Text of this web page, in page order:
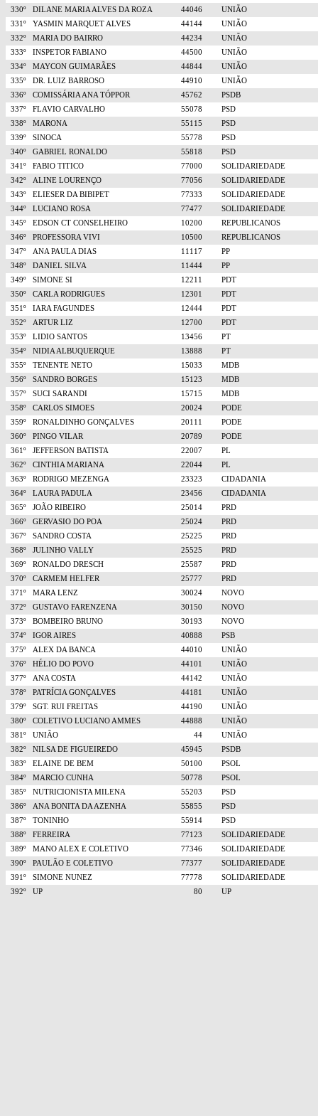
330º DILANE MARIA ALVES DA ROZA 44046
UNIÃO
331º
YASMIN MARQUET ALVES 44144
UNIÃO
332º
MARIA DO BAIRRO 44234
UNIÃO
333º
INSPETOR FABIANO 44500
UNIÃO
334º
MAYCON GUIMARÃES 44844
UNIÃO
335º
DR. LUIZ BARROSO 44910
UNIÃO
336º
COMISSÁRIA ANA TÓPPOR 45762
PSDB
337º
FLAVIO CARVALHO 55078
PSD
338º
MARONA 55115
PSD
339º
SINOCA 55778
PSD
340º
GABRIEL RONALDO 55818
PSD
341º
FABIO TITICO 77000
SOLIDARIEDADE
342º
ALINE LOURENÇO 77056
SOLIDARIEDADE
343º
ELIESER DA BIBIPET 77333
SOLIDARIEDADE
344º
LUCIANO ROSA 77477
SOLIDARIEDADE
345º
EDSON CT CONSELHEIRO 10200
REPUBLICANOS
346º
PROFESSORA VIVI 10500
REPUBLICANOS
347º
ANA PAULA DIAS 11117
PP
348º
DANIEL SILVA 11444
PP
349º
SIMONE SI 12211
PDT
350º
CARLA RODRIGUES 12301
PDT
351º
IARA FAGUNDES 12444
PDT
352º
ARTUR LIZ 12700
PDT
353º
LIDIO SANTOS 13456
PT
354º
NIDIA ALBUQUERQUE 13888
PT
355º
TENENTE NETO 15033
MDB
356º
SANDRO BORGES 15123
MDB
357º
SUCI SARANDI 15715
MDB
358º
CARLOS SIMOES 20024
PODE
359º
RONALDINHO GONÇALVES 20111
PODE
360º
PINGO VILAR 20789
PODE
361º
JEFFERSON BATISTA 22007
PL
362º
CINTHIA MARIANA 22044
PL
363º
RODRIGO MEZENGA 23323
CIDADANIA
364º
LAURA PADULA 23456
CIDADANIA
365º
JOÃO RIBEIRO 25014
PRD
366º
GERVASIO DO POA 25024
PRD
367º
SANDRO COSTA 25225
PRD
368º
JULINHO VALLY 25525
PRD
369º
RONALDO DRESCH 25587
PRD
370º
CARMEM HELFER 25777
PRD
371º
MARA LENZ 30024
NOVO
372º
GUSTAVO FARENZENA 30150
NOVO
373º
BOMBEIRO BRUNO 30193
NOVO
374º
IGOR AIRES 40888
PSB
375º
ALEX DA BANCA 44010
UNIÃO
376º
HÉLIO DO POVO 44101
UNIÃO
377º
ANA COSTA 44142
UNIÃO
378º
PATRÍCIA GONÇALVES 44181
UNIÃO
379º
SGT. RUI FREITAS 44190
UNIÃO
380º
COLETIVO LUCIANO AMMES 44888
UNIÃO
381º
UNIÃO 44
UNIÃO
382º
NILSA DE FIGUEIREDO 45945
PSDB
383º
ELAINE DE BEM 50100
PSOL
384º
MARCIO CUNHA 50778
PSOL
385º
NUTRICIONISTA MILENA 55203
PSD
386º
ANA BONITA DA AZENHA 55855
PSD
387º
TONINHO 55914
PSD
388º
FERREIRA 77123
SOLIDARIEDADE
389º
MANO ALEX E COLETIVO 77346
SOLIDARIEDADE
390º
PAULÃO E COLETIVO 77377
SOLIDARIEDADE
391º
SIMONE NUNEZ 77778
SOLIDARIEDADE
392º
UP 80 UP